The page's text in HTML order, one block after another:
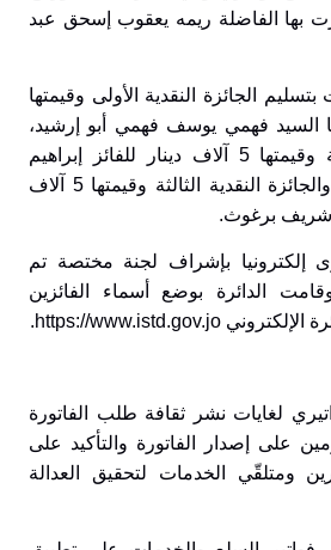
والتي فازت بها الفاضلة ريمه يعقوب إسحق عبد
الجائزة النقدية الأولى وقيمتها
بها السيد فهمي يوسف فهمي أبو إرشيد،
والجائزة النقدية الثانية وقيمتها 5 آلاف دينار للفائز إبراهيم
محمد خلف الرفاعي، والجائزة النقدية الثالثة وقيمتها 5 آلاف
شريف برغوث.
بإشراف لجنة مختصة تم
الدائرة بوضع أسماء الفائزين
الإلكتروني https://www.istd.gov.jo
.
لغايات نشر ثقافة طلب الفاتورة
على إصدار الفاتورة والتأكيد على
ومتلقّي الخدمات لتحقيق العدالة